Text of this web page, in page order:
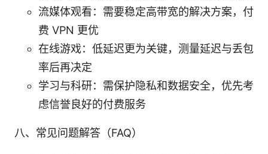
流媒体观看：需要稳定高带宽的解决方案，付
费 VPN 更优
在线游戏：低延迟更为关键，测量延迟与丢包
率后再决定
学习与科研：需保护隐私和数据安全，优先考
虑信誉良好的付费服务
八、常见问题解答（FAQ）